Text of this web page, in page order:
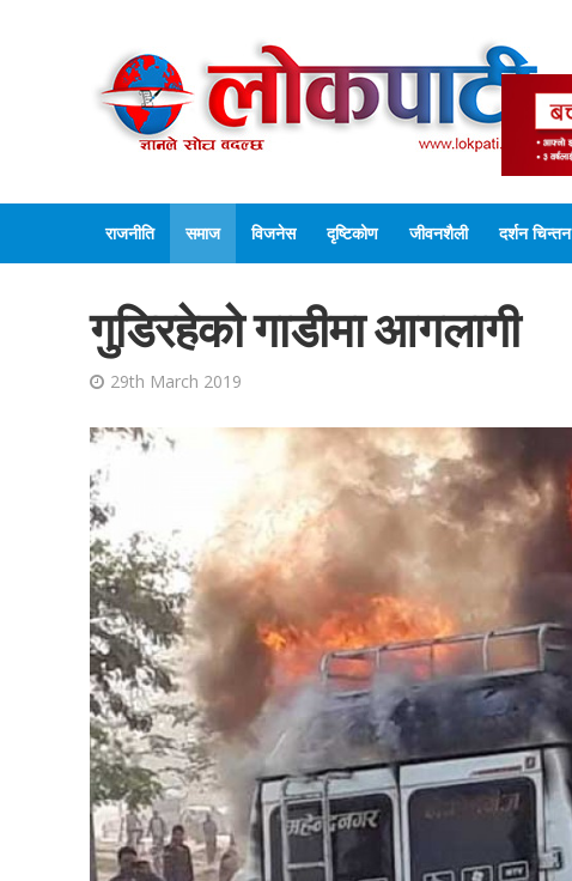
राजनीति समाज विजनेस दृष्टिकोण जीवनशैली दर्शन चिन्तन
गुडिरहेको गाडीमा आगलागी
29th March 2019